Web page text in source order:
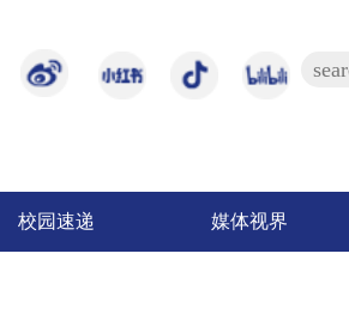
校园速递 媒体视界